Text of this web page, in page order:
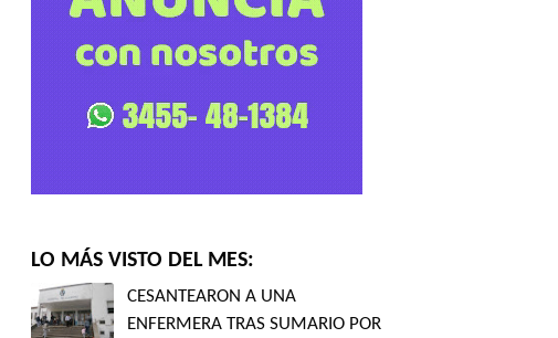
LO MÁS VISTO DEL MES:
CESANTEARON A UNA
ENFERMERA TRAS SUMARIO POR